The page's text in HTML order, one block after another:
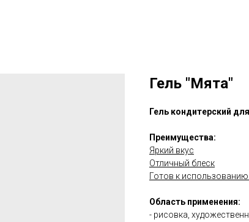
Гель "Мята"
Гель кондитерский
Преимущества:
Яркий вкус
Отличный блеск
Готов к
Область применения:
- рисовка,